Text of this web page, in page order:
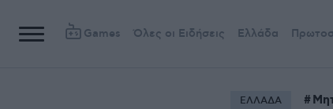
Games Όλες οι Ειδήσεις Ελλάδα
ΕΛΛΑΔΑ